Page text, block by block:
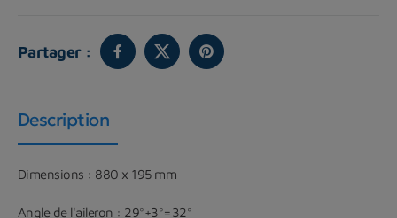
Partager :
Description
Dimensions : 880 x 195 mm
Angle de l'aileron : 29°+3°=32°